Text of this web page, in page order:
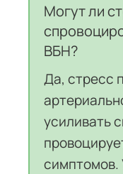
Могут ли
ВБН?
Да, стресс
усиливать
симптомов.